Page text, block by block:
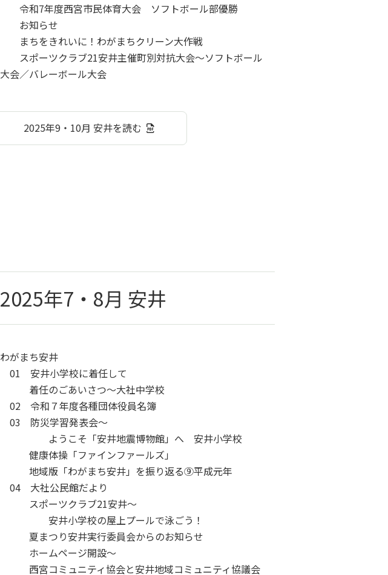
令和7年度西宮市民体育大会 ソフトボール部優勝
お知らせ
まちをきれいに！わがまちクリーン大作戦
スポーツクラブ21安井主催町別対抗大会～ソフトボール
大会／バレーボール大会
2025年9・10月 安井を読む
2025年7・8月 安井
わがまち安井
01 安井小学校に着任して
着任のごあいさつ～大社中学校
02 令和７年度各種団体役員名簿
03 防災学習発表会～
ようこそ「安井地震博物館」へ 安井小学校
健康体操「ファインファールズ」
地域版「わがまち安井」を振り返る⑨平成元年
04 大社公民館だより
スポーツクラブ21安井～
安井小学校の屋上プールで泳ごう！
夏まつり安井実行委員会からのお知らせ
ホームページ開設～
西宮コミュニティ協会と安井地域コミュニティ協議会